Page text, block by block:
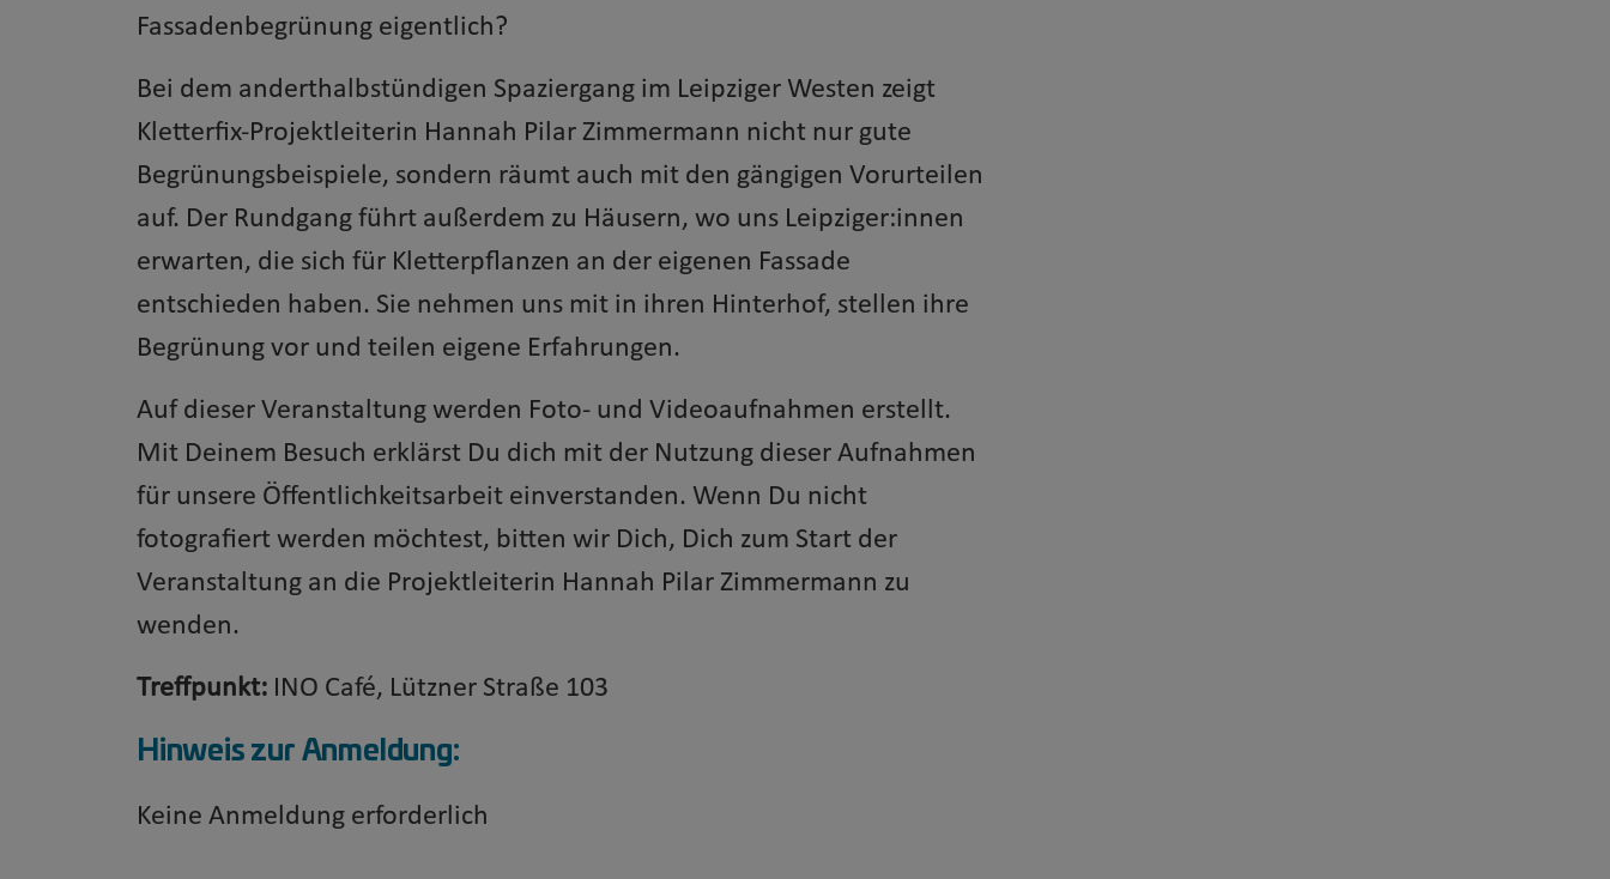
Fassadenbegrünung eigentlich?
Bei dem anderthalbstündigen Spaziergang im Leipziger Westen zeigt
Kletterfix-Projektleiterin Hannah Pilar Zimmermann nicht nur gute
Begrünungsbeispiele, sondern räumt auch mit den gängigen Vorurteilen
auf. Der Rundgang führt außerdem zu Häusern, wo uns Leipziger:innen
erwarten, die sich für Kletterpflanzen an der eigenen Fassade
entschieden haben. Sie nehmen uns mit in ihren Hinterhof, stellen ihre
Begrünung vor und teilen eigene Erfahrungen.
Auf dieser Veranstaltung werden Foto- und Videoaufnahmen erstellt.
Mit Deinem Besuch erklärst Du dich mit der Nutzung dieser Aufnahmen
für unsere Öffentlichkeitsarbeit einverstanden. Wenn Du nicht
fotografiert werden möchtest, bitten wir Dich, Dich zum Start der
Veranstaltung an die Projektleiterin Hannah Pilar Zimmermann zu
wenden.
Treffpunkt: INO Café, Lützner Straße 103
Hinweis zur Anmeldung:
Keine Anmeldung erforderlich